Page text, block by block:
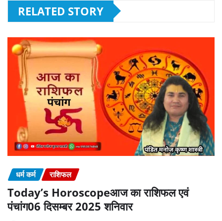
RELATED STORY
धर्म कर्म राशिफल
Today’s Horoscopeआज का राशिफल एवं
पंचांग06 दिसम्बर 2025 शनिवार